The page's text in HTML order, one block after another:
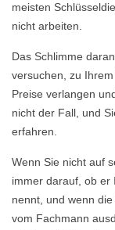
meisten
nicht arbeiten.
Das Schlimme
versuchen, zu
Preise verlangen
nicht der Fall, und
erfahren.
Wenn Sie nicht auf
immer darauf, ob er
nennt, und wenn
vom Fachmann